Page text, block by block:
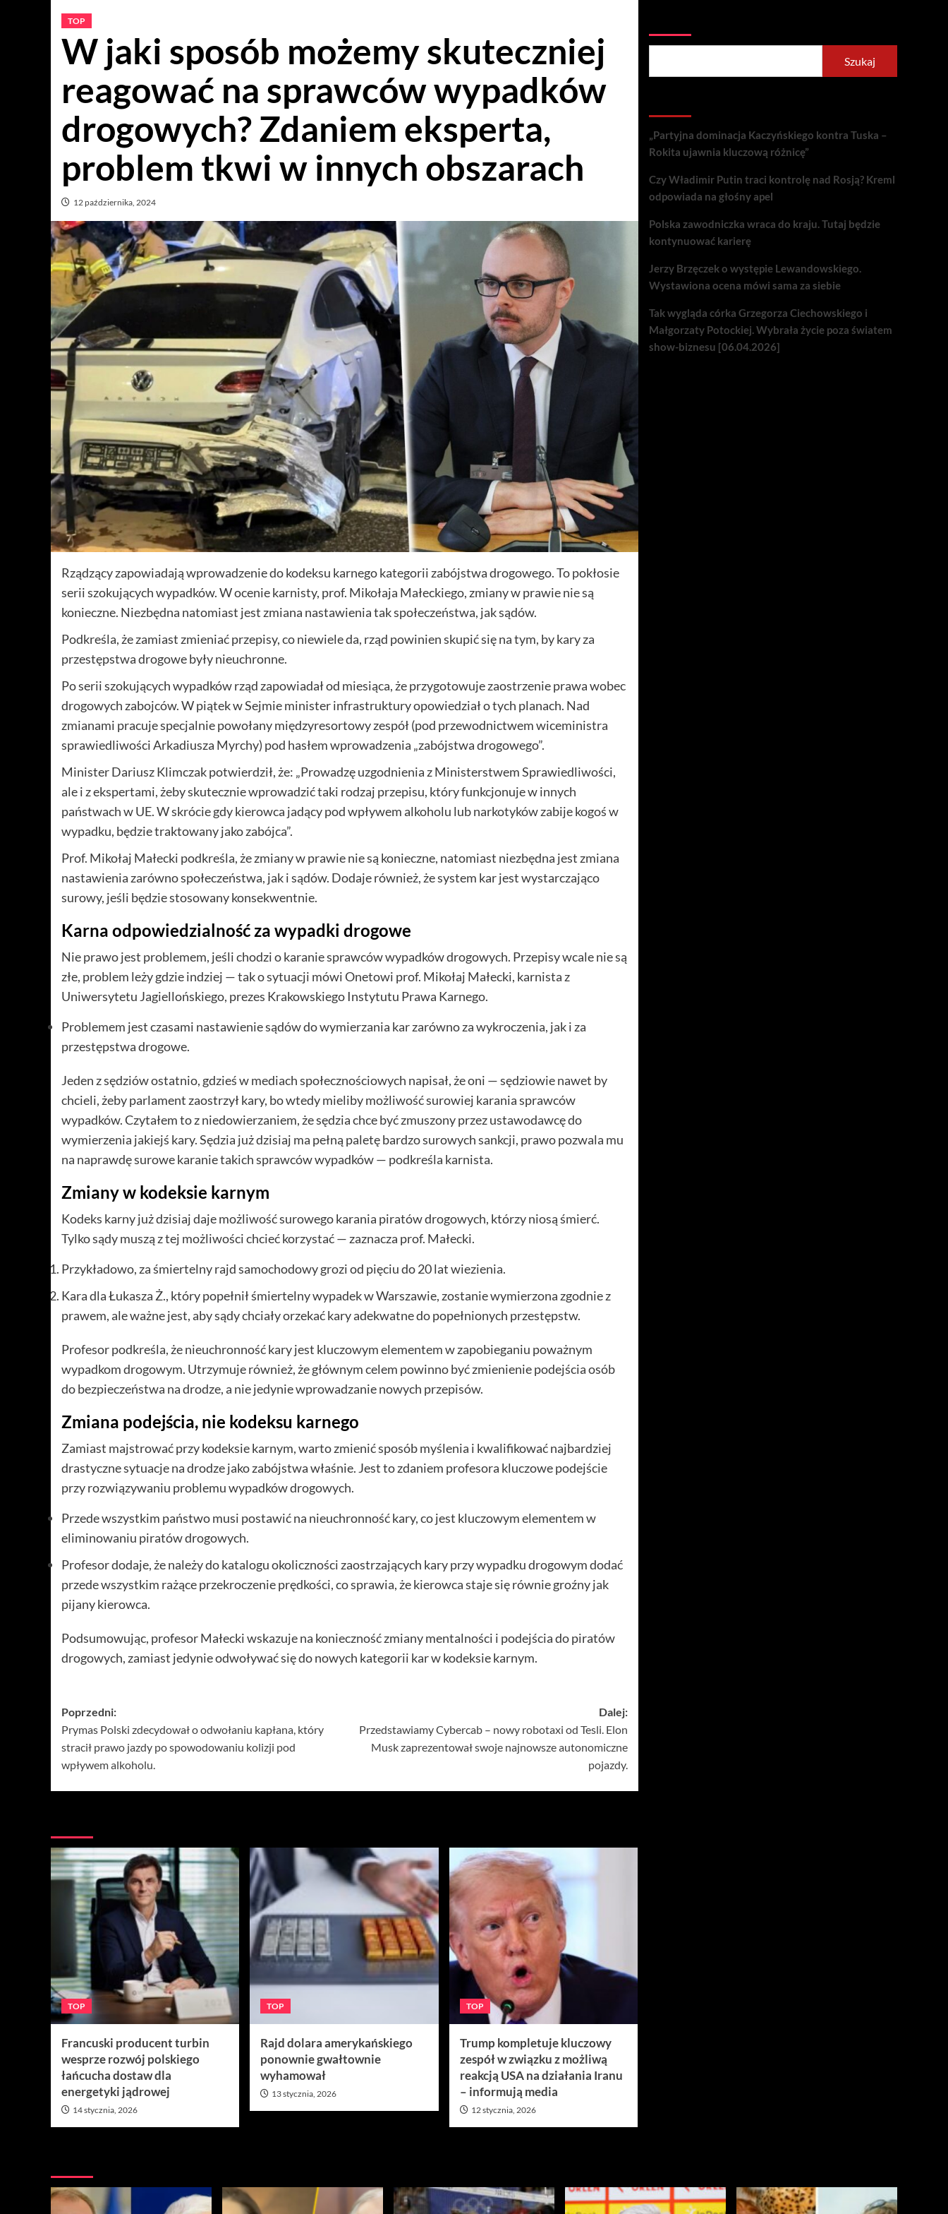
TOP
W jaki sposób możemy skuteczniej
reagować na sprawców wypadków
drogowych? Zdaniem eksperta,
problem tkwi w innych obszarach
12 października, 2024
Rządzący zapowiadają wprowadzenie do kodeksu karnego kategorii zabójstwa drogowego. To pokłosie
serii szokujących wypadków. W ocenie karnisty, prof. Mikołaja Małeckiego, zmiany w prawie nie są
konieczne. Niezbędna natomiast jest zmiana nastawienia tak społeczeństwa, jak sądów.
Podkreśla, że zamiast zmieniać przepisy, co niewiele da, rząd powinien skupić się na tym, by kary za
przestępstwa drogowe były nieuchronne.
Po serii szokujących wypadków rząd zapowiadał od miesiąca, że przygotowuje zaostrzenie prawa wobec
drogowych zabojców. W piątek w Sejmie minister infrastruktury opowiedział o tych planach. Nad
zmianami pracuje specjalnie powołany międzyresortowy zespół (pod przewodnictwem wiceministra
sprawiedliwości Arkadiusza Myrchy) pod hasłem wprowadzenia „zabójstwa drogowego”.
Minister Dariusz Klimczak potwierdził, że: „Prowadzę uzgodnienia z Ministerstwem Sprawiedliwości,
ale i z ekspertami, żeby skutecznie wprowadzić taki rodzaj przepisu, który funkcjonuje w innych
państwach w UE. W skrócie gdy kierowca jadący pod wpływem alkoholu lub narkotyków zabije kogoś w
wypadku, będzie traktowany jako zabójca”.
Prof. Mikołaj Małecki podkreśla, że zmiany w prawie nie są konieczne, natomiast niezbędna jest zmiana
nastawienia zarówno społeczeństwa, jak i sądów. Dodaje również, że system kar jest wystarczająco
surowy, jeśli będzie stosowany konsekwentnie.
Karna odpowiedzialność za wypadki drogowe
Nie prawo jest problemem, jeśli chodzi o karanie sprawców wypadków drogowych. Przepisy wcale nie są
złe, problem leży gdzie indziej — tak o sytuacji mówi Onetowi prof. Mikołaj Małecki, karnista z
Uniwersytetu Jagiellońskiego, prezes Krakowskiego Instytutu Prawa Karnego.
Problemem jest czasami nastawienie sądów do wymierzania kar zarówno za wykroczenia, jak i za
przestępstwa drogowe.
Jeden z sędziów ostatnio, gdzieś w mediach społecznościowych napisał, że oni — sędziowie nawet by
chcieli, żeby parlament zaostrzył kary, bo wtedy mieliby możliwość surowiej karania sprawców
wypadków. Czytałem to z niedowierzaniem, że sędzia chce być zmuszony przez ustawodawcę do
wymierzenia jakiejś kary. Sędzia już dzisiaj ma pełną paletę bardzo surowych sankcji, prawo pozwala mu
na naprawdę surowe karanie takich sprawców wypadków — podkreśla karnista.
Zmiany w kodeksie karnym
Kodeks karny już dzisiaj daje możliwość surowego karania piratów drogowych, którzy niosą śmierć.
Tylko sądy muszą z tej możliwości chcieć korzystać — zaznacza prof. Małecki.
Przykładowo, za śmiertelny rajd samochodowy grozi od pięciu do 20 lat wiezienia.
Kara dla Łukasza Ż., który popełnił śmiertelny wypadek w Warszawie, zostanie wymierzona zgodnie z
prawem, ale ważne jest, aby sądy chciały orzekać kary adekwatne do popełnionych przestępstw.
Profesor podkreśla, że nieuchronność kary jest kluczowym elementem w zapobieganiu poważnym
wypadkom drogowym. Utrzymuje również, że głównym celem powinno być zmienienie podejścia osób
do bezpieczeństwa na drodze, a nie jedynie wprowadzanie nowych przepisów.
Zmiana podejścia, nie kodeksu karnego
Zamiast majstrować przy kodeksie karnym, warto zmienić sposób myślenia i kwalifikować najbardziej
drastyczne sytuacje na drodze jako zabójstwa właśnie. Jest to zdaniem profesora kluczowe podejście
przy rozwiązywaniu problemu wypadków drogowych.
Przede wszystkim państwo musi postawić na nieuchronność kary, co jest kluczowym elementem w
eliminowaniu piratów drogowych.
Profesor dodaje, że należy do katalogu okoliczności zaostrzających kary przy wypadku drogowym dodać
przede wszystkim rażące przekroczenie prędkości, co sprawia, że kierowca staje się równie groźny jak
pijany kierowca.
Podsumowując, profesor Małecki wskazuje na konieczność zmiany mentalności i podejścia do piratów
drogowych, zamiast jedynie odwoływać się do nowych kategorii kar w kodeksie karnym.
Zobacz
wpisy
Poprzedni:
Prymas Polski zdecydował o odwołaniu kapłana, który
stracił prawo jazdy po spowodowaniu kolizji pod
wpływem alkoholu.
Dalej:
Przedstawiamy Cybercab – nowy robotaxi od Tesli. Elon
Musk zaprezentował swoje najnowsze autonomiczne
pojazdy.
TOP
Francuski producent turbin
wesprze rozwój polskiego
łańcucha dostaw dla
energetyki jądrowej
14 stycznia, 2026
TOP
Rajd dolara amerykańskiego
ponownie gwałtownie
wyhamował
13 stycznia, 2026
TOP
Trump kompletuje kluczowy
zespół w związku z możliwą
reakcją USA na działania Iranu
– informują media
12 stycznia, 2026
Szukaj
„Partyjna dominacja Kaczyńskiego kontra Tuska –
Rokita ujawnia kluczową różnicę”
Czy Władimir Putin traci kontrolę nad Rosją? Kreml
odpowiada na głośny apel
Polska zawodniczka wraca do kraju. Tutaj będzie
kontynuować karierę
Jerzy Brzęczek o występie Lewandowskiego.
Wystawiona ocena mówi sama za siebie
Tak wygląda córka Grzegorza Ciechowskiego i
Małgorzaty Potockiej. Wybrała życie poza światem
show-biznesu [06.04.2026]